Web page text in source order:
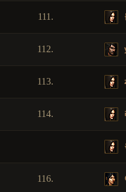
111.
112.
113.
114.
116.